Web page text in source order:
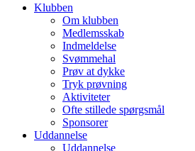
Klubben
Om klubben
Medlemsskab
Indmeldelse
Svømmehal
Prøv at dykke
Tryk prøvning
Aktiviteter
Ofte stillede spørgsmål
Sponsorer
Uddannelse
Uddannelse